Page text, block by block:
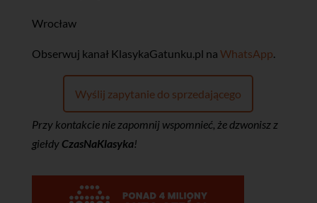
Wrocław
‎Obserwuj kanał KlasykaGatunku.pl na WhatsApp
Wyślij zapytanie do sprzedającego
Przy kontakcie nie zapomnij wspomnieć, że dzwonisz z
giełdy CzasNaKlasyka!